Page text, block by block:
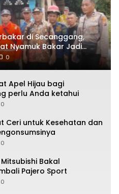
di Secanggang,
Nyamuk Bakar Jadi
0
Apel Hijau bagi
perlu Anda ketahui
0
Ceri untuk Kesehatan dan
0
Bakal
Pajero Sport
0